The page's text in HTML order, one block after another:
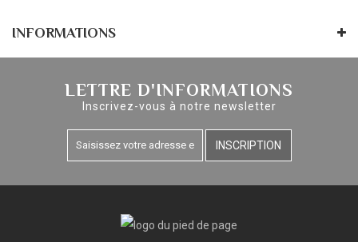
INFORMATIONS
LETTRE D'INFORMATIONS
Inscrivez-vous à notre newsletter
INSCRIPTION